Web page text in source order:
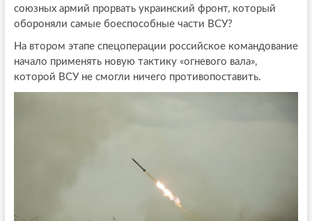
союзных армий прорвать украинский фронт, который
обороняли самые боеспособные части ВСУ?
На втором этапе спецоперации российское командование
начало применять новую тактику «огневого вала»,
которой ВСУ не смогли ничего противопоставить.